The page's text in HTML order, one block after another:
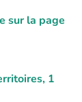
sur la page
1